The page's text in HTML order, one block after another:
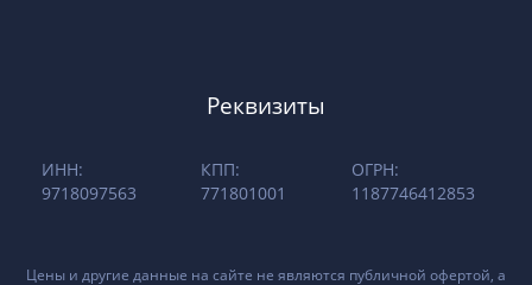
Реквизиты
ИНН:
9718097563
КПП:
771801001
ОГРН:
1187746412853
Цены и другие данные на сайте не являются публичной офертой, а